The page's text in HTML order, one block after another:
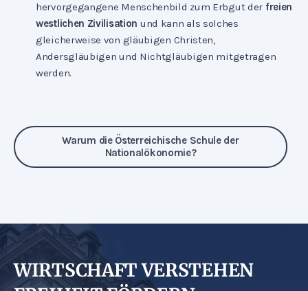
hervorgegangene Menschenbild zum Erbgut der freien
westlichen Zivilisation und kann als solches
gleicherweise von gläubigen Christen,
Andersgläubigen und Nichtgläubigen mitgetragen
werden.
Warum die Österreichische Schule der
Nationalökonomie?
WIRTSCHAFT VERSTEHEN